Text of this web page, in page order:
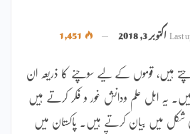
Lastاکتوبر 3, 2018
ہیں، قوموں کے لیے سوچنے کا ذریعہ ان
یہ اہل علم ودانش غور و فکر کرتے ہیں
کی شکل میں بیان کرتے ہیں۔ پاکستان میں